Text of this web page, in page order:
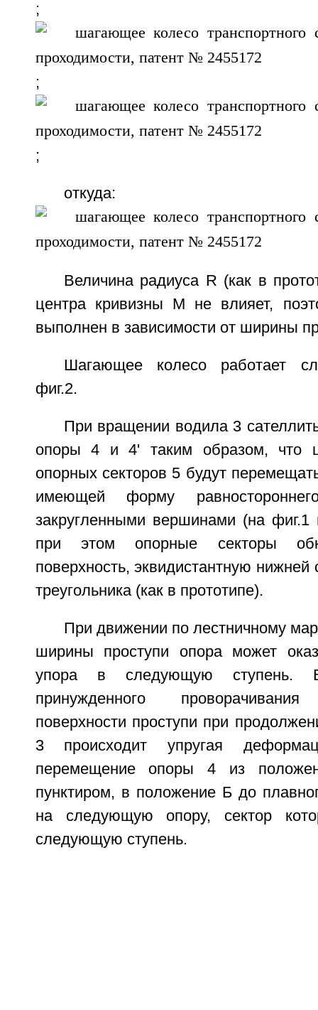
;
;
;
откуда:
Величина радиуса R (как в
центра кривизны М не влияет,
выполнен в зависимости от ширины
Шагающее колесо работает
фиг.2.
При вращении водила 3
опоры 4 и 4' таким образом, что
опорных секторов 5 будут
имеющей форму
закругленными вершинами (на фиг.1
при этом опорные секторы
поверхность, эквидистантную нижней
треугольника (как в прототипе).
При движении по лестничному
ширины проступи опора может
упора в следующую ступень.
принужденного
поверхности проступи при
3 происходит упругая
перемещение опоры 4 из
пунктиром, в положение Б до
на следующую опору, сектор
следующую ступень.